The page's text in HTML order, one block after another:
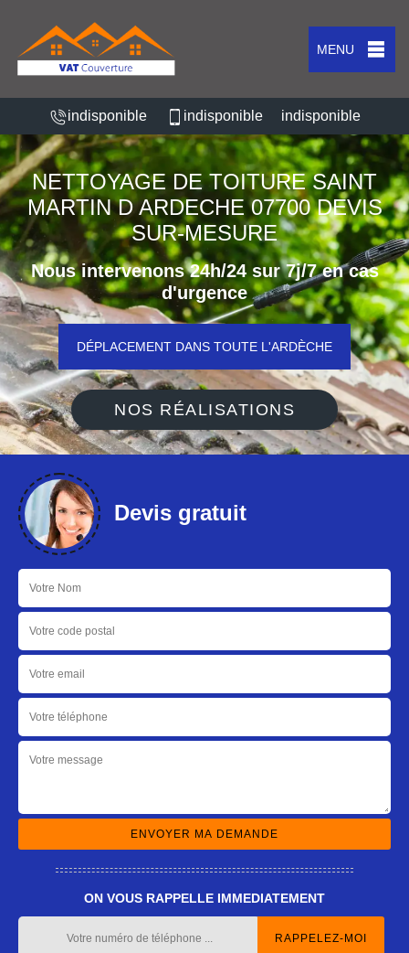
MENU
indisponible indisponible indisponible
NETTOYAGE DE TOITURE SAINT
MARTIN D ARDECHE 07700 DEVIS
SUR-MESURE
Nous intervenons 24h/24 sur 7j/7 en cas
d'urgence
DÉPLACEMENT DANS TOUTE L'ARDÈCHE
NOS RÉALISATIONS
Devis gratuit
ON VOUS RAPPELLE IMMEDIATEMENT